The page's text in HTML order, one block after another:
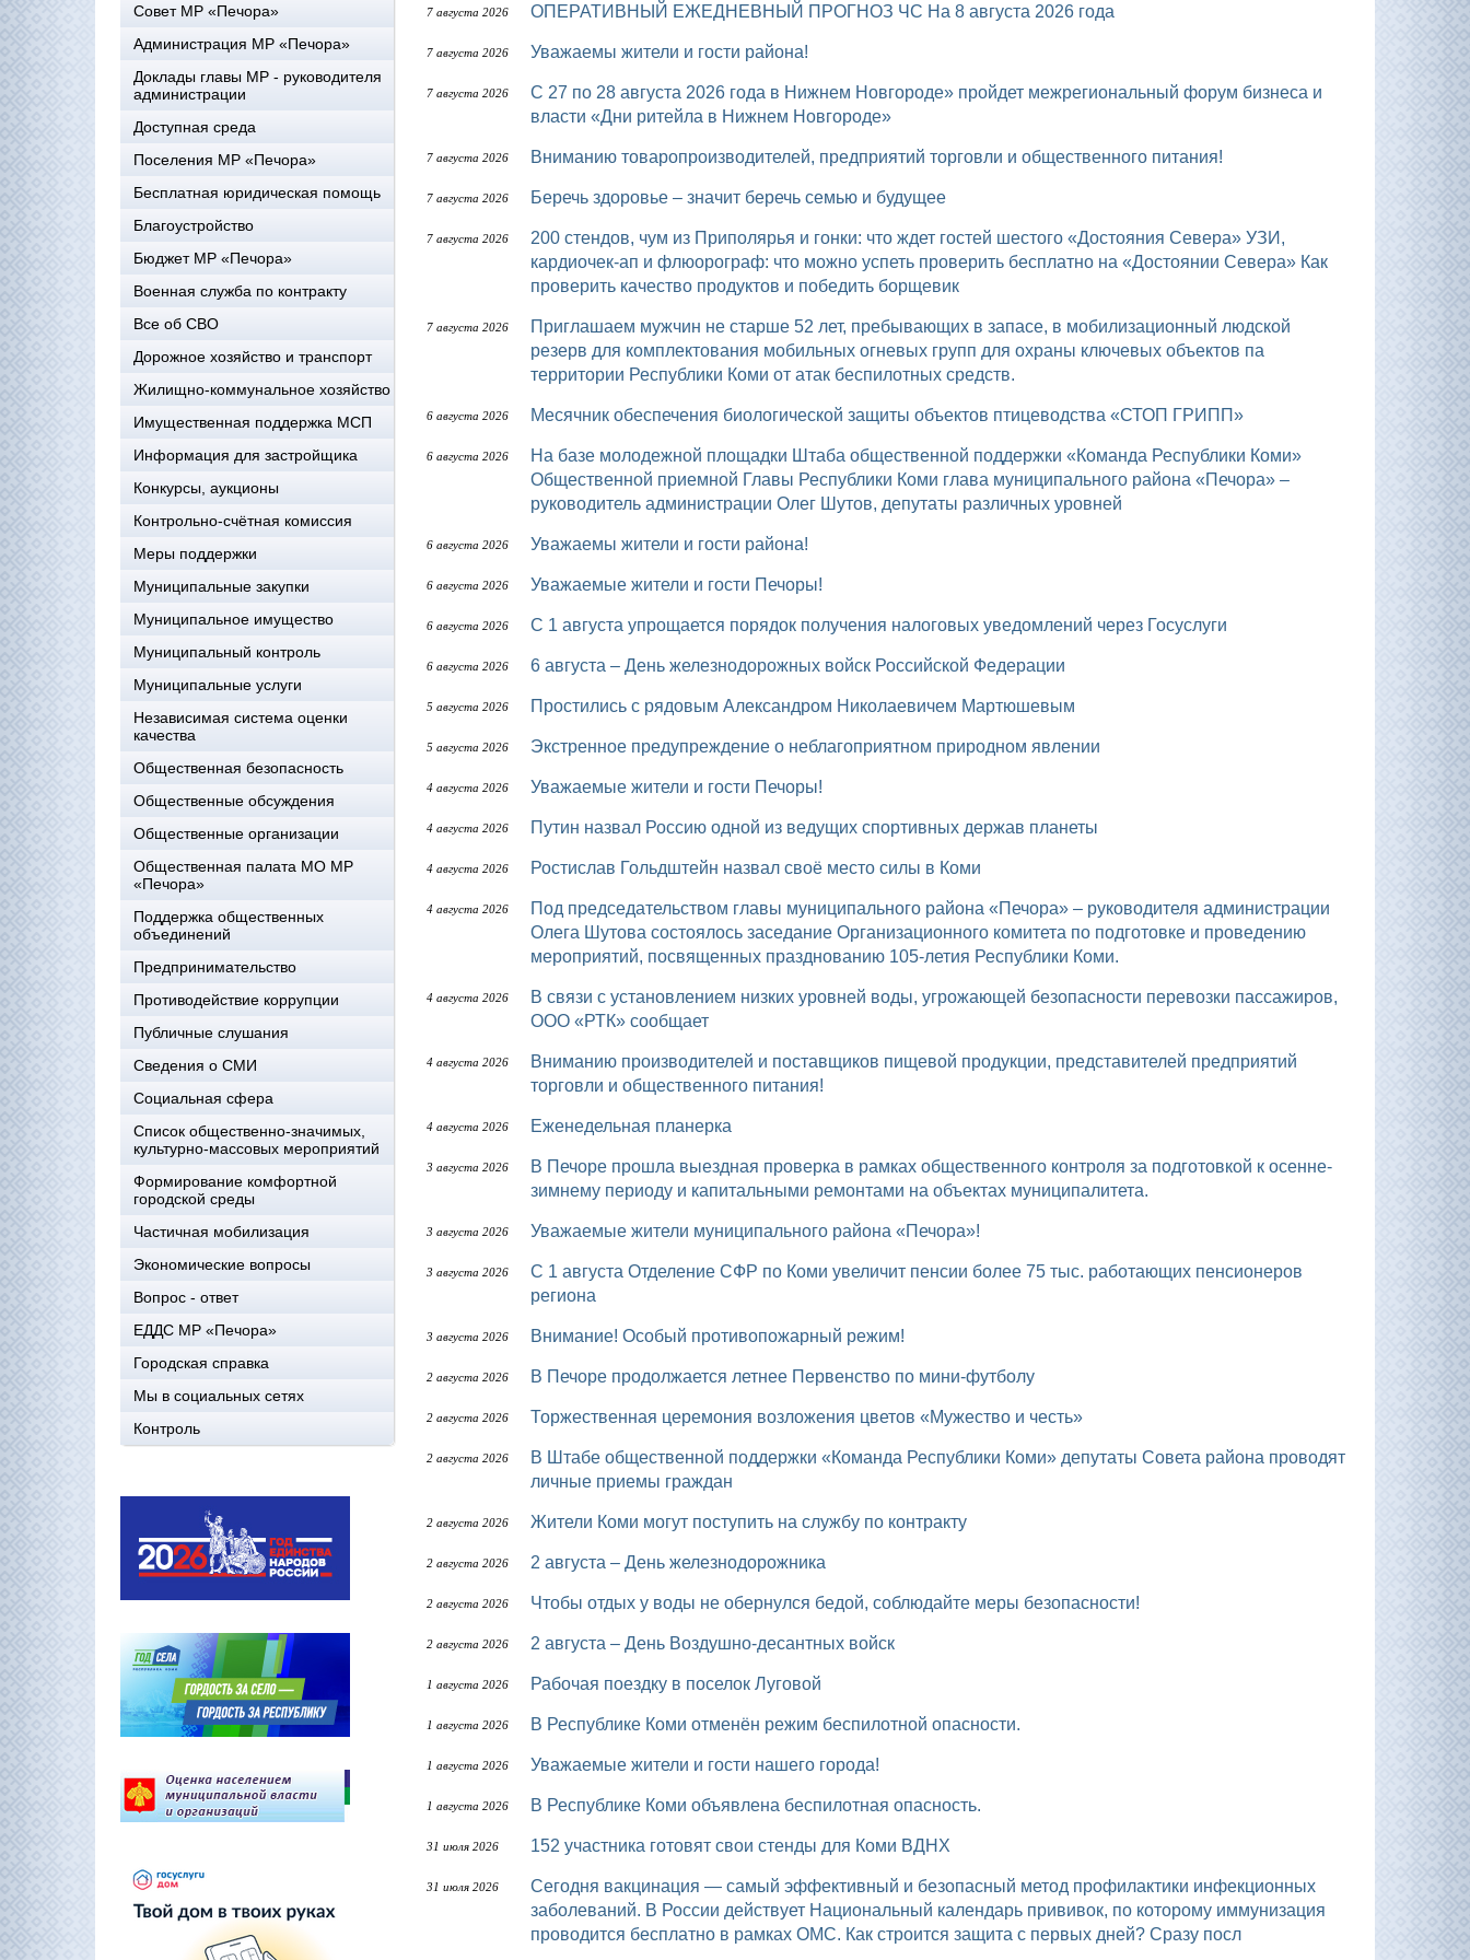
Совет МР «Печора»
Администрация МР «Печора»
Доклады главы МР - руководителя
администрации
Доступная среда
Поселения МР «Печора»
Бесплатная юридическая помощь
Благоустройство
Бюджет МР «Печора»
Военная служба по контракту
Все об СВО
Дорожное хозяйство и транспорт
Жилищно-коммунальное хозяйство
Имущественная поддержка МСП
Информация для застройщика
Конкурсы, аукционы
Контрольно-счётная комиссия
Меры поддержки
Муниципальные закупки
Муниципальное имущество
Муниципальный контроль
Муниципальные услуги
Независимая система оценки
качества
Общественная безопасность
Общественные обсуждения
Общественные организации
Общественная палата МО МР
«Печора»
Поддержка общественных
объединений
Предпринимательство
Противодействие коррупции
Публичные слушания
Сведения о СМИ
Социальная сфера
Список общественно-значимых,
культурно-массовых мероприятий
Формирование комфортной
городской среды
Частичная мобилизация
Экономические вопросы
Вопрос - ответ
ЕДДС МР «Печора»
Городская справка
Мы в социальных сетях
Контроль
7 августа 2026 ОПЕРАТИВНЫЙ ЕЖЕДНЕВНЫЙ ПРОГНОЗ ЧС На 8 августа 2026 года
7 августа 2026 Уважаемы жители и гости района!
7 августа 2026
с 27 по 28 августа 2026 года в Нижнем Новгороде» пройдет межрегиональный форум бизнеса и
власти «Дни ритейла в Нижнем Новгороде»
7 августа 2026 Вниманию товаропроизводителей, предприятий торговли и общественного питания!
7 августа 2026 Беречь здоровье – значит беречь семью и будущее
7 августа 2026
200 стендов, чум из Приполярья и гонки: что ждет гостей шестого «Достояния Севера» УЗИ,
кардиочек-ап и флюорограф: что можно успеть проверить бесплатно на «Достоянии Севера» Как
проверить качество продуктов и победить борщевик
7 августа 2026
Приглашаем мужчин не старше 52 лет, пребывающих в запасе, в мобилизационный людской
резерв для комплектования мобильных огневых групп для охраны ключевых объектов па
территории Республики Коми от атак беспилотных средств.
6 августа 2026 Месячник обеспечения биологической защиты объектов птицеводства «СТОП ГРИПП»
6 августа 2026
На базе молодежной площадки Штаба общественной поддержки «Команда Республики Коми»
Общественной приемной Главы Республики Коми глава муниципального района «Печора» –
руководитель администрации Олег Шутов, депутаты различных уровней
6 августа 2026 Уважаемы жители и гости района!
6 августа 2026 Уважаемые жители и гости Печоры!
6 августа 2026 С 1 августа упрощается порядок получения налоговых уведомлений через Госуслуги
6 августа 2026 6 августа – День железнодорожных войск Российской Федерации
5 августа 2026 Простились с рядовым Александром Николаевичем Мартюшевым
5 августа 2026 Экстренное предупреждение о неблагоприятном природном явлении
4 августа 2026 Уважаемые жители и гости Печоры!
4 августа 2026 Путин назвал Россию одной из ведущих спортивных держав планеты
4 августа 2026 Ростислав Гольдштейн назвал своё место силы в Коми
4 августа 2026
Под председательством главы муниципального района «Печора» – руководителя администрации
Олега Шутова состоялось заседание Организационного комитета по подготовке и проведению
мероприятий, посвященных празднованию 105-летия Республики Коми.
4 августа 2026
В связи с установлением низких уровней воды, угрожающей безопасности перевозки пассажиров,
ООО «РТК» сообщает
4 августа 2026
Вниманию производителей и поставщиков пищевой продукции, представителей предприятий
торговли и общественного питания!
4 августа 2026 Еженедельная планерка
3 августа 2026
В Печоре прошла выездная проверка в рамках общественного контроля за подготовкой к осенне-
зимнему периоду и капитальными ремонтами на объектах муниципалитета.
3 августа 2026 Уважаемые жители муниципального района «Печора»!
3 августа 2026
С 1 августа Отделение СФР по Коми увеличит пенсии более 75 тыс. работающих пенсионеров
региона
3 августа 2026 Внимание! Особый противопожарный режим!
2 августа 2026 В Печоре продолжается летнее Первенство по мини-футболу
2 августа 2026 Торжественная церемония возложения цветов «Мужество и честь»
2 августа 2026
В Штабе общественной поддержки «Команда Республики Коми» депутаты Совета района проводят
личные приемы граждан
2 августа 2026 Жители Коми могут поступить на службу по контракту
2 августа 2026 2 августа – День железнодорожника
2 августа 2026 Чтобы отдых у воды не обернулся бедой, соблюдайте меры безопасности!
2 августа 2026 2 августа – День Воздушно-десантных войск
1 августа 2026 Рабочая поездку в поселок Луговой
1 августа 2026 В Республике Коми отменён режим беспилотной опасности.
1 августа 2026 Уважаемые жители и гости нашего города!
1 августа 2026 В Республике Коми объявлена беспилотная опасность.
31 июля 2026 152 участника готовят свои стенды для Коми ВДНХ
31 июля 2026
Сегодня вакцинация — самый эффективный и безопасный метод профилактики инфекционных
заболеваний. В России действует Национальный календарь прививок, по которому иммунизация
проводится бесплатно в рамках ОМС. Как строится защита с первых дней? Сразу посл